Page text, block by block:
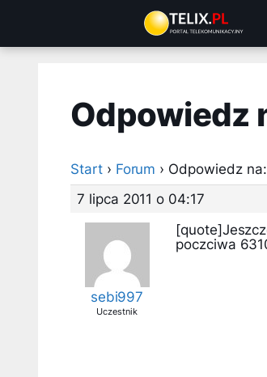
treści
Odpowiedz
Start › Forum › Odpowiedz na:
7 lipca 2011 o 04:17
sebi997
Uczestnik
poczciwa